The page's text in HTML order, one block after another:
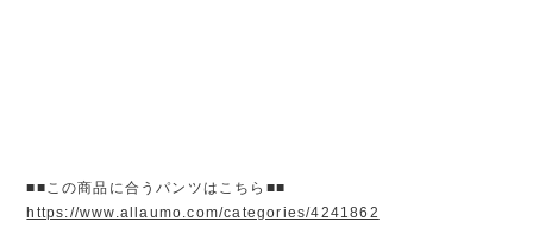
■■この商品に合うパンツはこちら■■
https://www.allaumo.com/categories/4241862